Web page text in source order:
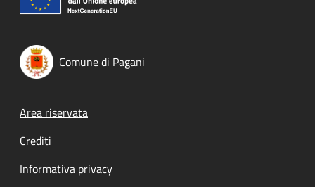
Comune di Pagani
Footer menu
Area riservata
Crediti
Informativa privacy